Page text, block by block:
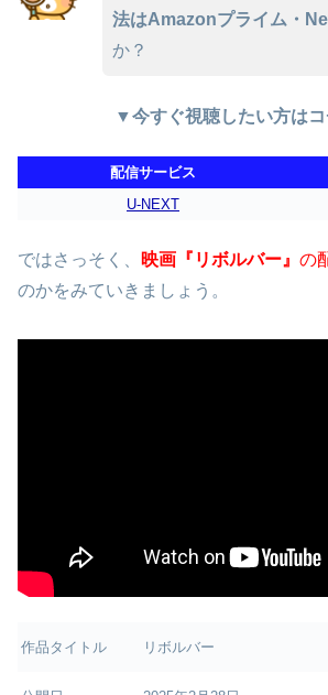
法はAmazonプライム・
か？
▼今すぐ視聴したい方は
配信サービス
U-NEXT
ではさっそく、 映画『リボルバー』 の
のかをみていきましょう。
作品タイトル リボルバー